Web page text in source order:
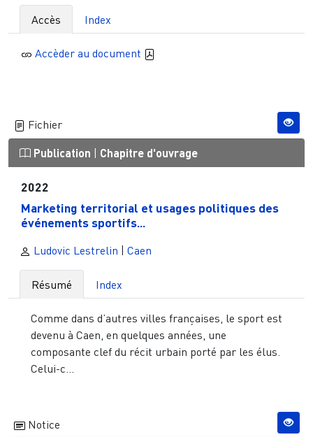
Accès Index
Accèder au document
Fichier
Publication Chapitre d'ouvrage
2022
Marketing territorial et usages politiques des
événements sportifs...
Ludovic Lestrelin | Caen
Résumé Index
Comme dans d’autres villes françaises, le sport est
devenu à Caen, en quelques années, une
composante clef du récit urbain porté par les élus.
Celui-c...
Notice